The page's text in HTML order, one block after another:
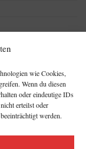
wie Cookies,
Wenn du diesen
oder eindeutige IDs
erteilst oder
werden.